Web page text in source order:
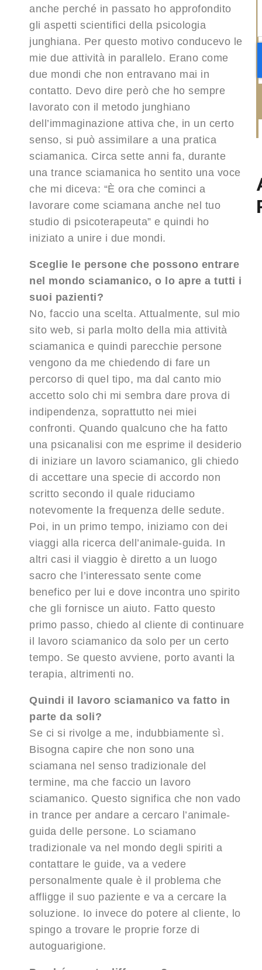
anche perché in passato ho approfondito
gli aspetti scientifici della psicologia
junghiana. Per questo motivo conducevo le
mie due attività in parallelo. Erano come
due mondi che non entravano mai in
contatto. Devo dire però che ho sempre
lavorato con il metodo junghiano
dell’immaginazione attiva che, in un certo
senso, si può assimilare a una pratica
sciamanica. Circa sette anni fa, durante
una trance sciamanica ho sentito una voce
che mi diceva: “È ora che cominci a
lavorare come sciamana anche nel tuo
studio di psicoterapeuta” e quindi ho
iniziato a unire i due mondi.
Sceglie le persone che possono entrare
nel mondo sciamanico, o lo apre a tutti i
suoi pazienti?
No, faccio una scelta. Attualmente, sul mio
sito web, si parla molto della mia attività
sciamanica e quindi parecchie persone
vengono da me chiedendo di fare un
percorso di quel tipo, ma dal canto mio
accetto solo chi mi sembra dare prova di
indipendenza, soprattutto nei miei
confronti. Quando qualcuno che ha fatto
una psicanalisi con me esprime il desiderio
di iniziare un lavoro sciamanico, gli chiedo
di accettare una specie di accordo non
scritto secondo il quale riduciamo
notevomente la frequenza delle sedute.
Poi, in un primo tempo, iniziamo con dei
viaggi alla ricerca dell’animale-guida. In
altri casi il viaggio è diretto a un luogo
sacro che l’interessato sente come
benefico per lui e dove incontra uno spirito
che gli fornisce un aiuto. Fatto questo
primo passo, chiedo al cliente di continuare
il lavoro sciamanico da solo per un certo
tempo. Se questo avviene, porto avanti la
terapia, altrimenti no.
Quindi il lavoro sciamanico va fatto in
parte da soli?
Se ci si rivolge a me, indubbiamente sì.
Bisogna capire che non sono una
sciamana nel senso tradizionale del
termine, ma che faccio un lavoro
sciamanico. Questo significa che non vado
in trance per andare a cercaro l’animale-
guida delle persone. Lo sciamano
tradizionale va nel mondo degli spiriti a
contattare le guide, va a vedere
personalmente quale è il problema che
affligge il suo paziente e va a cercare la
soluzione. Io invece do potere al cliente, lo
spingo a trovare le proprie forze di
autoguarigione.